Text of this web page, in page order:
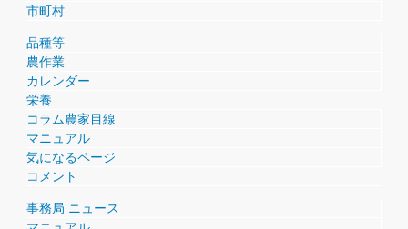
市町村
品種等
農作業
カレンダー
栄養
コラム農家目線
マニュアル
気になるページ
コメント
事務局 ニュース